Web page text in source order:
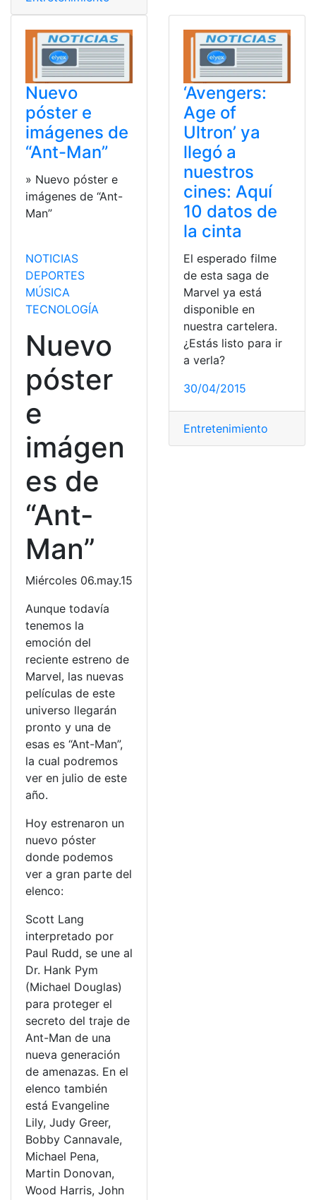
Nuevo
póster e
imágenes de
“Ant-Man”
» Nuevo póster e
imágenes de “Ant-
Man”
NOTICIAS
DEPORTES
MÚSICA
TECNOLOGÍA
Nuevo
póster
e
imágen
es de
“Ant-
Man”
Miércoles 06.may.15
Aunque todavía
tenemos la
emoción del
reciente estreno de
Marvel, las nuevas
películas de este
universo llegarán
pronto y una de
esas es “Ant-Man”,
la cual podremos
ver en julio de este
año.
Hoy estrenaron un
nuevo póster
donde podemos
ver a gran parte del
elenco:
Scott Lang
interpretado por
Paul Rudd, se une al
Dr. Hank Pym
(Michael Douglas)
para proteger el
secreto del traje de
Ant-Man de una
nueva generación
de amenazas. En el
elenco también
está Evangeline
Lily, Judy Greer,
Bobby Cannavale,
Michael Pena,
Martin Donovan,
Wood Harris, John
‘Avengers:
Age of
Ultron’ ya
llegó a
nuestros
cines: Aquí
10 datos de
la cinta
El esperado filme
de esta saga de
Marvel ya está
disponible en
nuestra cartelera.
¿Estás listo para ir
a verla?
30/04/2015
Entretenimiento